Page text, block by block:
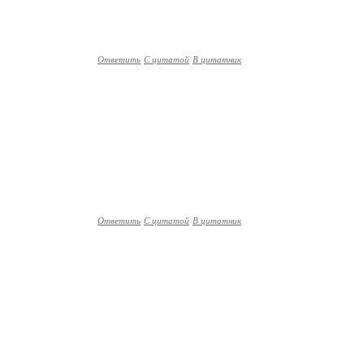
Ответить С цитатой В цитатник
Ответить С цитатой В цитатник